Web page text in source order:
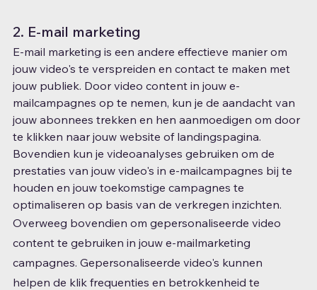
2. E-mail marketing
E-mail marketing is een andere effectieve manier om
jouw video's te verspreiden en contact te maken met
jouw publiek. Door video content in jouw e-
mailcampagnes op te nemen, kun je de aandacht van
jouw abonnees trekken en hen aanmoedigen om door
te klikken naar jouw website of landingspagina.
Bovendien kun je videoanalyses gebruiken om de
prestaties van jouw video's in e-mailcampagnes bij te
houden en jouw toekomstige campagnes te
optimaliseren op basis van de verkregen inzichten.
Overweeg bovendien om gepersonaliseerde video
content te gebruiken in jouw e-mailmarketing
campagnes. Gepersonaliseerde video's kunnen
helpen de klik frequenties en betrokkenheid te